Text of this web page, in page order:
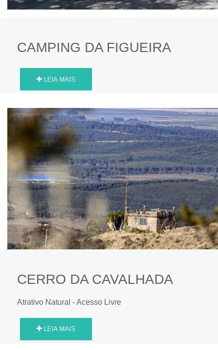
CAMPING DA FIGUEIRA
LEIA MAIS
CERRO DA CAVALHADA
Atrativo Natural - Acesso Livre
LEIA MAIS